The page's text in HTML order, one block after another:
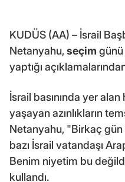
KUDÜS (AA) – İsrail
Netanyahu,seçim günü
yaptığı
İsrail basınında yer
yaşayan azınlıkların
Netanyahu, "Birkaç
bazı İsrail vatandaşı
Benim niyetim bu
kullandı.